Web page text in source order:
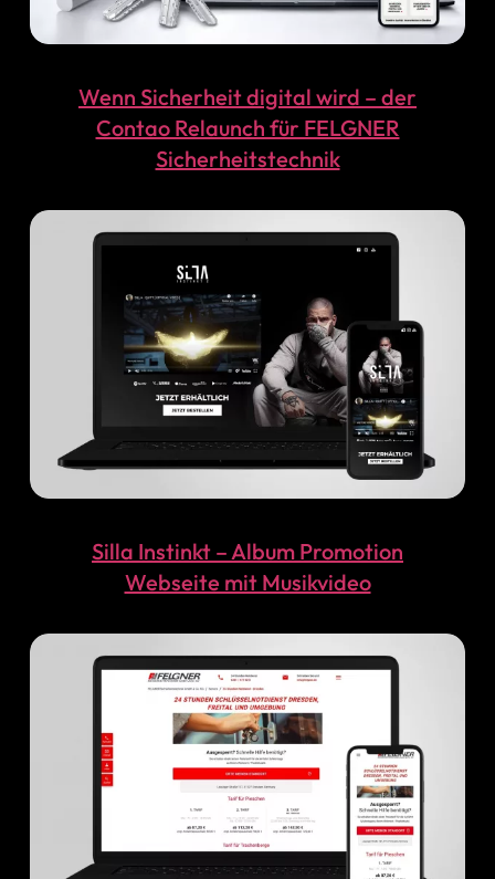
Wenn Sicherheit digital wird – der
Contao Relaunch für FELGNER
Sicherheitstechnik
Silla Instinkt – Album Promotion
Webseite mit Musikvideo